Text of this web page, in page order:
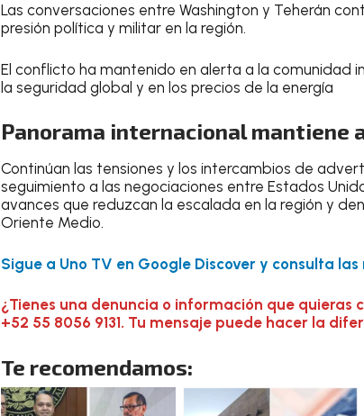
Las conversaciones entre Washington y Teherán
presión política y militar en la región.
El conflicto ha mantenido en alerta a la comunidad
la seguridad global y en los precios de la energía
Panorama internacional mantiene
Continúan las tensiones y los intercambios de
seguimiento a las negociaciones entre Estados
avances que reduzcan la escalada en la región y
Oriente Medio.
Sigue a Uno TV en Google Discover y consulta
¿Tienes una denuncia o información que quieras
+52 55 8056 9131. Tu mensaje puede hacer la
Te recomendamos: